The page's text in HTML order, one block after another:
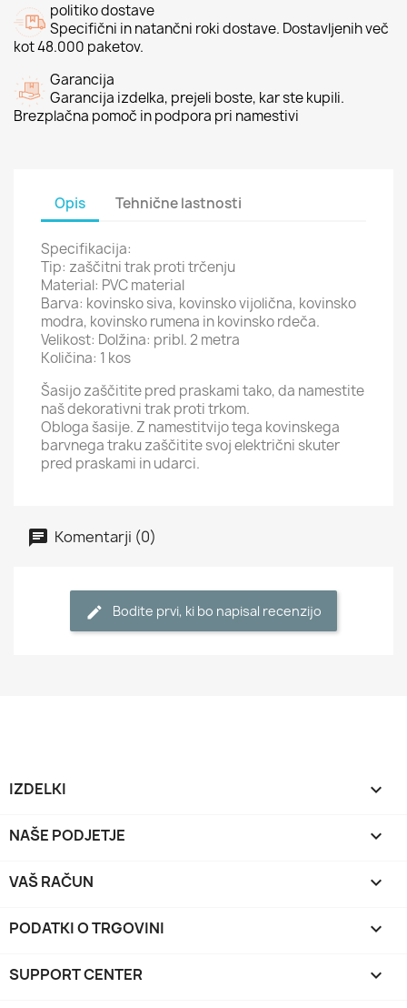
politiko dostave
Specifični in natančni roki dostave. Dostavljenih več
kot 48.000 paketov.
Garancija
Garancija izdelka, prejeli boste, kar ste kupili.
Brezplačna pomoč in podpora pri namestivi
Opis Tehnične lastnosti
Specifikacija:
Tip: zaščitni trak proti trčenju
Material: PVC material
Barva: kovinsko siva, kovinsko vijolična, kovinsko
modra, kovinsko rumena in kovinsko rdeča.
Velikost: Dolžina: pribl. 2 metra
Količina: 1 kos
Šasijo zaščitite pred praskami tako, da namestite
naš dekorativni trak proti trkom.
Obloga šasije. Z namestitvijo tega kovinskega
barvnega traku zaščitite svoj električni skuter
pred praskami in udarci.
Komentarji (0)
Bodite prvi, ki bo napisal recenzijo
IZDELKI 
NAŠE PODJETJE 
VAŠ RAČUN 
PODATKI O TRGOVINI keyboard_arrow_down
SUPPORT CENTER 